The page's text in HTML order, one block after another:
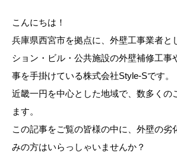
こんにちは！
兵庫県西宮市を拠点に、外壁工事業者と
ション・ビル・公共施設の外壁補修工事
事を手掛けている株式会社Style-Sです。
近畿一円を中心とした地域で、数多くの
ます。
この記事をご覧の皆様の中に、外壁の劣
みの方はいらっしゃいませんか？